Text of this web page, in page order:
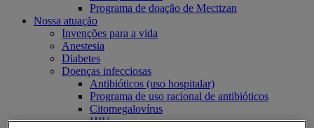
Programa de doação de Mectizan
Nossa atuação
Invenções para a vida
Anestesia
Diabetes
Doenças infecciosas
Antibióticos (uso hospitalar)
Programa de uso racional de antibióticos
Citomegalovírus
HIV